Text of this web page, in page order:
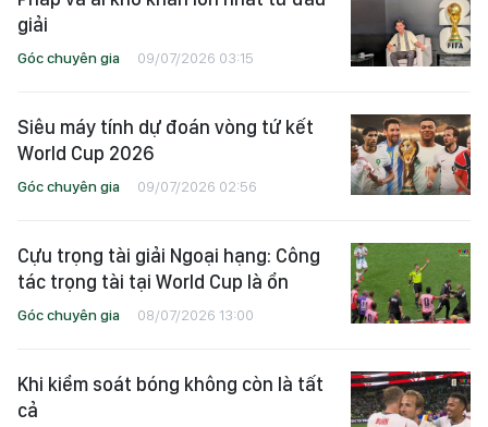
giải
Góc chuyên gia 09/07/2026 03:15
Siêu máy tính dự đoán vòng tứ kết
World Cup 2026
Góc chuyên gia 09/07/2026 02:56
Cựu trọng tài giải Ngoại hạng: Công
tác trọng tài tại World Cup là ổn
Góc chuyên gia 08/07/2026 13:00
Khi kiểm soát bóng không còn là tất
cả